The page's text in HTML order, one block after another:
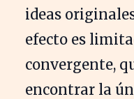
ideas
efecto es
convergente,
encontrar la